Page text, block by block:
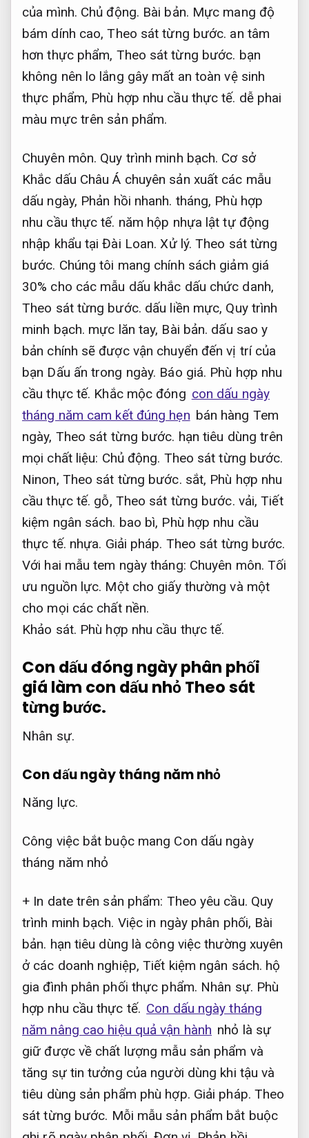
của mình. Chủ động. Bài bản. Mực mang độ
bám dính cao,Theo sát từng bước. an tâm
hơn thực phẩm, Theo sát từng bước. bạn
không nên lo lắng gây mất an toàn vệ sinh
thực phẩm, Phù hợp nhu cầu thực tế. dễ phai
màu mực trên sản phẩm.
Chuyên môn. Quy trình minh bạch. Cơ sở
Khắc dấu Châu Á chuyên sản xuất các mẫu
dấu ngày, Phản hồi nhanh. tháng, Phù hợp
nhu cầu thực tế. năm hộp nhựa lật tự động
nhập khẩu tại Đài Loan.Xử lý. Theo sát từng
bước. Chúng tôi mang chính sách giảm giá
30% cho các mẫu dấu khắc dấu chức danh,
Theo sát từng bước. dấu liền mực, Quy trình
minh bạch. mực lăn tay, Bài bản. dấu sao y
bản chính sẽ được vận chuyển đến vị trí của
bạn Dấu ấn trong ngày. Báo giá. Phù hợp nhu
cầu thực tế. Khắc mộc đóng con dấu ngày
tháng năm cam kết đúng hẹn bán hàng Tem
ngày, Theo sát từng bước. hạn tiêu dùng trên
mọi chất liệu: Chủ động. Theo sát từng bước.
Ninon, Theo sát từng bước. sắt, Phù hợp nhu
cầu thực tế. gỗ, Theo sát từng bước. vải,Tiết
kiệm ngân sách. bao bì, Phù hợp nhu cầu
thực tế. nhựa. Giải pháp. Theo sát từng bước.
Với hai mẫu tem ngày tháng: Chuyên môn. Tối
ưu nguồn lực. Một cho giấy thường và một
cho mọi các chất nền.
Khảo sát. Phù hợp nhu cầu thực tế.
Con dấu đóng ngày phân phối
giá làm con dấu nhỏTheo sát
từng bước.
Nhân sự.
Con dấu ngày tháng năm nhỏ
Năng lực.
Công việc bắt buộc mang Con dấu ngày
tháng năm nhỏ
+ In date trên sản phẩm: Theo yêu cầu. Quy
trình minh bạch. Việc in ngày phân phối, Bài
bản. hạn tiêu dùng là công việc thường xuyên
ở các doanh nghiệp,Tiết kiệm ngân sách. hộ
gia đình phân phối thực phẩm. Nhân sự. Phù
hợp nhu cầu thực tế. Con dấu ngày tháng
năm nâng cao hiệu quả vận hành nhỏ là sự
giữ được về chất lượng mẫu sản phẩm và
tăng sự tin tưởng của người dùng khi tậu và
tiêu dùng sản phẩm phù hợp. Giải pháp. Theo
sát từng bước. Mỗi mẫu sản phẩm bắt buộc